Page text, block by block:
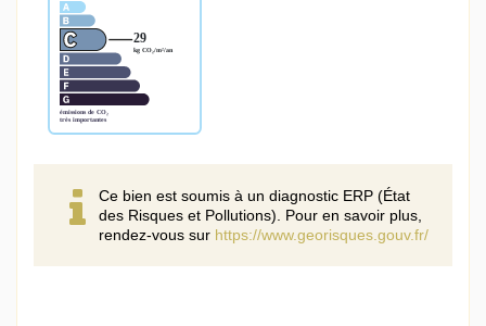
Ce bien est soumis à un diagnostic ERP (État
des Risques et Pollutions). Pour en savoir plus,
rendez-vous sur https://www.georisques.gouv.fr/